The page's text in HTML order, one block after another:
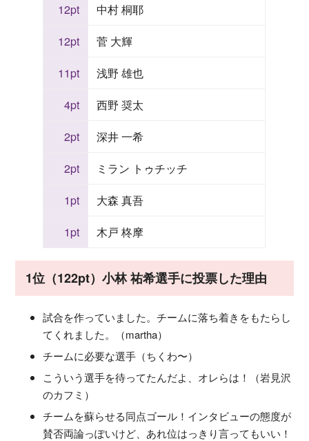
12pt
中村 桐耶
12pt
菅 大輝
11pt
浅野 雄也
4pt
西野 奨太
2pt
深井 一希
2pt
ミラン トゥチッチ
1pt
大森 真吾
1pt
木戸 柊摩
1位（122pt）小林 祐希選手に投票した理由
試合を作っていました。チームに落ち着きをもたらし
てくれました。（martha）
チームに必要な選手（ちくわ〜）
こういう選手を待ってたんだよ、オレらは！（岩見沢
のカフミ）
チームを蘇らせる同点ゴール！インタビューの態度が
賛否両論っぽいけど、あれ位はっきり言ってもいい！